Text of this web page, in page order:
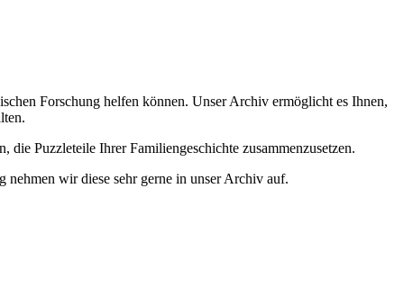
Forschung helfen können. Unser Archiv ermöglicht es Ihnen,
Puzzleteile Ihrer Familiengeschichte zusammenzusetzen.
nehmen wir diese sehr gerne in unser Archiv auf.